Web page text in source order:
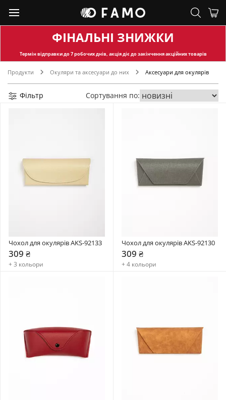
ФІНАЛЬНІ ЗНИЖКИ
Термін відправкидо 7 робочих днів, акція діє до закінчення акційних товарів
Продукти Окуляри та аксесуари до них Аксесуари для окулярів
Фільтр Сортування по:
Чохол для окулярів AKS-92133
309 ₴
+ 3 кольори
Чохол для окулярів AKS-92130
309 ₴
+ 4 кольори